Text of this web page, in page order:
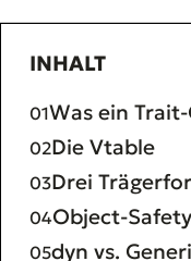
INHALT
Was ein
Die Vtable
Drei
Object-Safety
dyn vs.